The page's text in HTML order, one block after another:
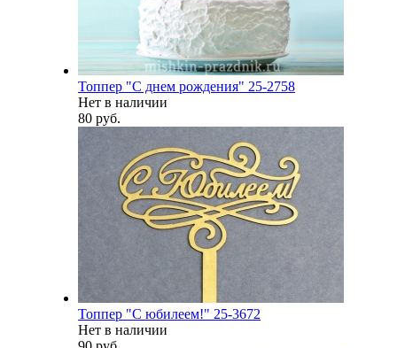
Топпер "С днем рождения" 25-2758
Нет в наличии
80 руб.
Топпер "С юбилеем!" 25-3672
Нет в наличии